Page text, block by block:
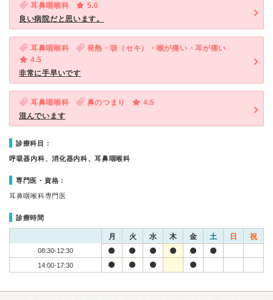
耳鼻咽喉科
5.0
良い病院だと思います。
耳鼻咽喉科
発熱・咳（セキ）・喉が痛い・耳が痛い
4.5
非常に手早いです
耳鼻咽喉科 鼻のつまり
4.5
混んでいます
診療科目：
呼吸器内科、消化器内科、耳鼻咽喉科
専門医・資格：
耳鼻咽喉科専門医
診療時間
月 火 水 木 金 土 日 祝
08:30-12:30
14:00-17:30